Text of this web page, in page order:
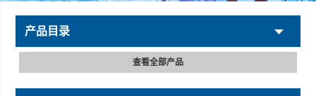
产品目录
查看全部产品